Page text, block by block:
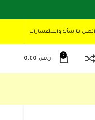
اتصل بنااسأله واستفسارات
0
ر.س